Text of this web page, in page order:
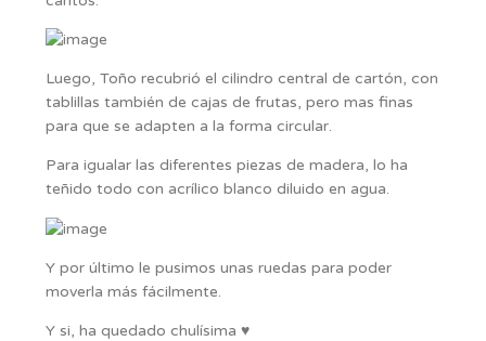
Luego, Toño recubrió el cilindro central de cartón, con
tablillas también de cajas de frutas, pero mas finas
para que se adapten a la forma circular.
Para igualar las diferentes piezas de madera, lo ha
teñido todo con acrílico blanco diluido en agua.
Y por último le pusimos unas ruedas para poder
moverla más fácilmente.
Y si, ha quedado chulísima ♥